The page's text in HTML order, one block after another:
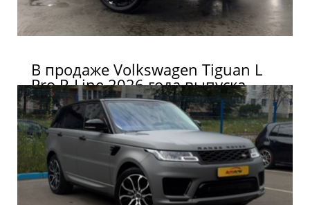
В продаже Volkswagen Tiguan L
Pro R-Line 2026 года выпуска.